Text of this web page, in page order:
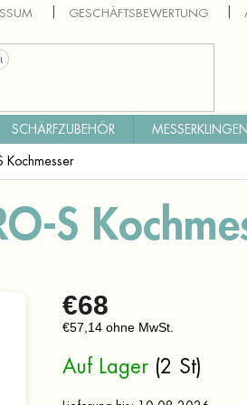
GESCHÄFTSBEWERTUNG
SCHÄRFZUBEHÖR
Kochmesser
S
€68
€57,14 ohne MwSt.
Auf Lager (2 St)